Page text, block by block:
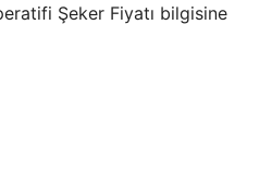
Şeker Fiyatı bilgisine